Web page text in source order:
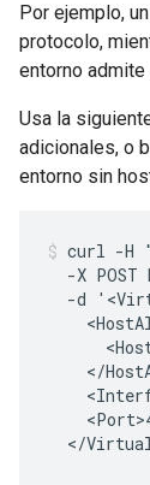
Por ejemplo,
protocolo,
entorno
Usa la
adicionales, o
entorno sin
curl -H
-X POST
-d
</
</